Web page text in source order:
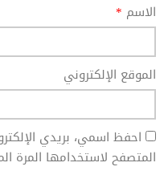
الاسم *
الموقع الإلكتروني
احفظ اسمي، بريدي
المتصفح لاستخدامها المرة